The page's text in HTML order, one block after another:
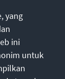
yang
ini
untuk